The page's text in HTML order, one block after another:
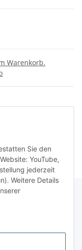
Sie den
YouTube,
jederzeit
Weitere Details
Warenkorb.